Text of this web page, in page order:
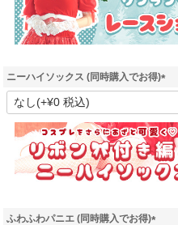
ニーハイソックス (同時購入でお得)
(
須
)
ふわふわパニエ (同時購入でお得)